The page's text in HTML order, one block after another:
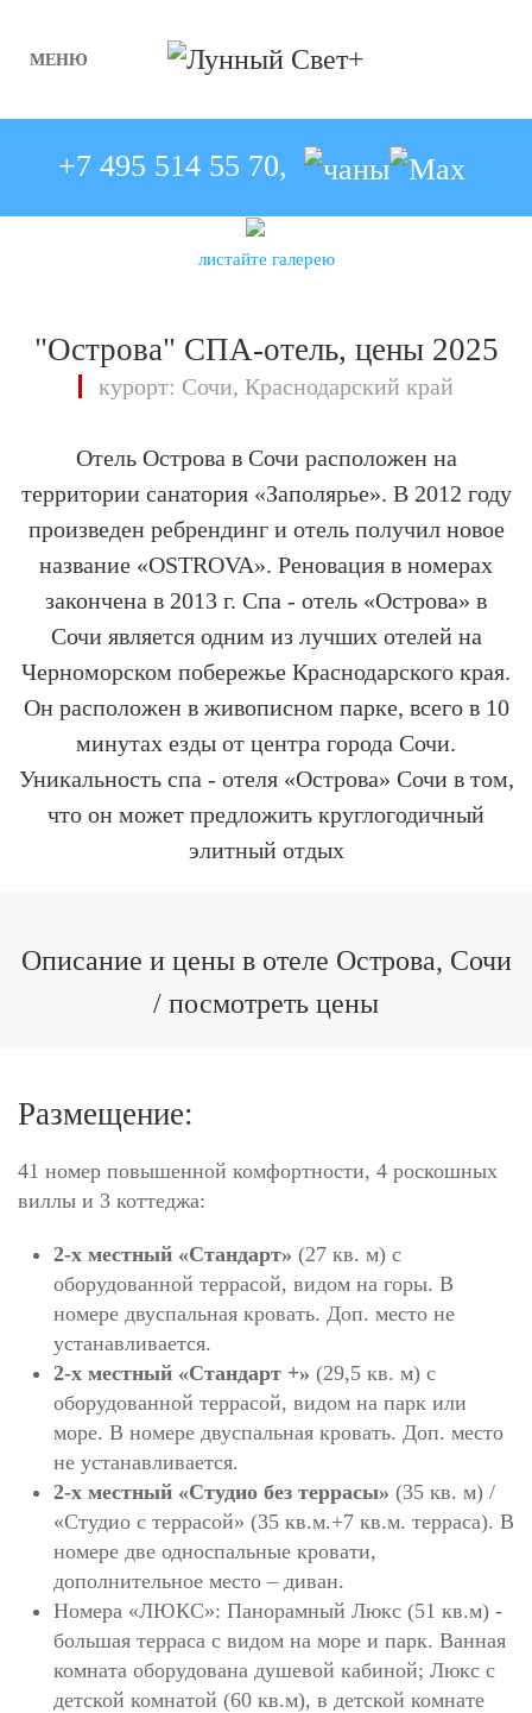
Skip to main content
МЕНЮ
+7 495 514 55 70,
листайте галерею
"Острова" СПА-отель, цены 2025
курорт: Сочи, Краснодарский край
Отель Острова в Сочи расположен на
территории санатория «Заполярье». В 2012 году
произведен ребрендинг и отель получил новое
название «OSTROVA». Реновация в номерах
закончена в 2013 г. Спа - отель «Острова» в
Сочи является одним из лучших отелей на
Черноморском побережье Краснодарского края.
Он расположен в живописном парке, всего в 10
минутах езды от центра города Сочи.
Уникальность спа - отеля «Острова» Сочи в том,
что он может предложить круглогодичный
элитный отдых
Описание и цены в отеле Острова, Сочи
/ посмотреть цены
Размещение:
41 номер повышенной комфортности, 4 роскошных
виллы и 3 коттеджа:
2-х местный «Стандарт» (27 кв. м) с
оборудованной террасой, видом на горы. В
номере двуспальная кровать. Доп. место не
устанавливается.
2-х местный «Стандарт +» (29,5 кв. м) с
оборудованной террасой, видом на парк или
море. В номере двуспальная кровать. Доп. место
не устанавливается.
2-х местный «Студио без террасы» (35 кв. м) /
«Студио с террасой» (35 кв.м.+7 кв.м. терраса). В
номере две односпальные кровати,
дополнительное место – диван.
Номера «ЛЮКС»: Панорамный Люкс (51 кв.м) -
большая терраса с видом на море и парк. Ванная
комната оборудована душевой кабиной; Люкс с
детской комнатой (60 кв.м), в детской комнате